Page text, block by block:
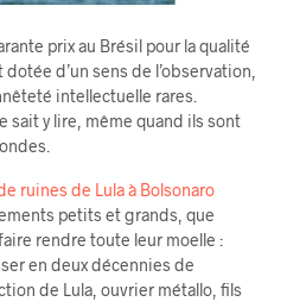
prix au Brésil pour la qualité
d’un sens de l’observation,
intellectuelle rares.
sait y lire, même quand ils sont
ruines de Lula à Bolsonaro
petits et grands, que
rendre toute leur moelle :
en deux décennies de
de Lula, ouvrier métallo, fils